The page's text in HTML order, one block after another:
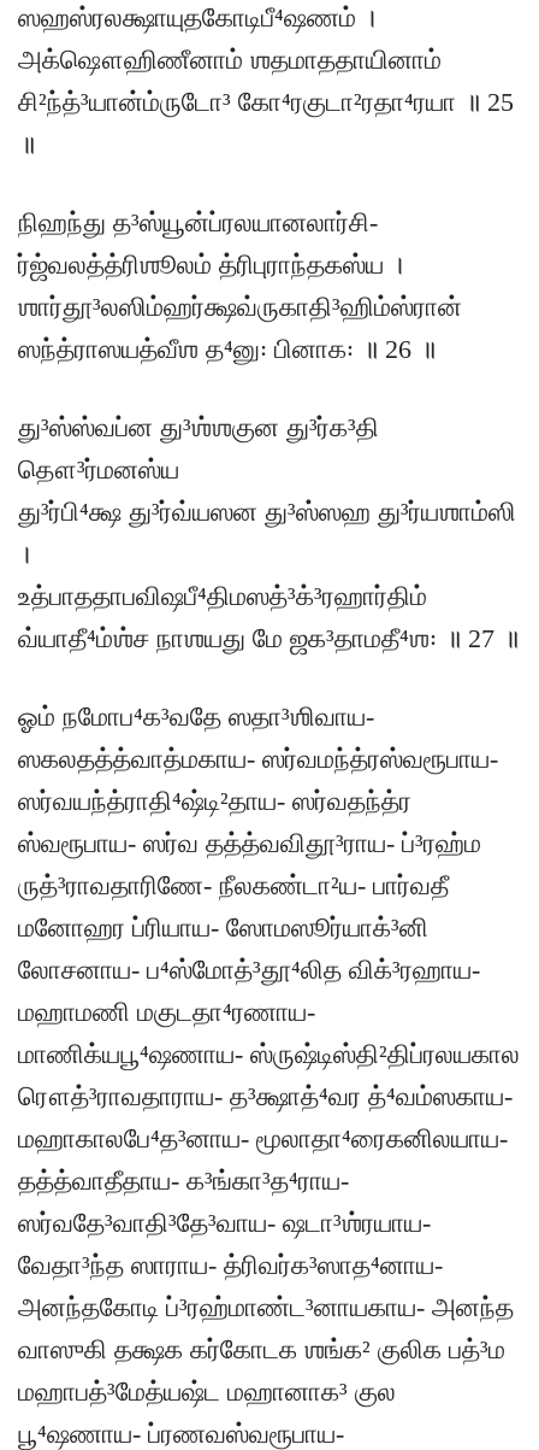
ஸஹஸ்ரலக்ஷாயுதகோடிபீ⁴ஷணம் ।
அக்ஷௌஹிணீனாம் ஶதமாததாயினாம்
சி²ந்த்³யான்ம்ருடோ³ கோ⁴ரகுடா²ரதா⁴ரயா ॥ 25
॥
நிஹந்து த³ஸ்யூன்ப்ரலயானலார்சி-
ர்ஜ்வலத்த்ரிஶூலம் த்ரிபுராந்தகஸ்ய ।
ஶார்தூ³லஸிம்ஹர்க்ஷவ்ருகாதி³ஹிம்ஸ்ரான்
ஸந்த்ராஸயத்வீஶ த⁴னு꞉ பினாக꞉ ॥ 26 ॥
து³ஸ்ஸ்வப்ன து³ஶ்ஶகுன து³ர்க³தி
தௌ³ர்மனஸ்ய
து³ர்பி⁴க்ஷ து³ர்வ்யஸன து³ஸ்ஸஹ து³ர்யஶாம்ஸி
।
உத்பாததாபவிஷபீ⁴திமஸத்³க்³ரஹார்திம்
வ்யாதீ⁴ம்ஶ்ச நாஶயது மே ஜக³தாமதீ⁴ஶ꞉ ॥ 27 ॥
ஓம் நமோப⁴க³வதே ஸதா³ஶிவாய-
ஸகலதத்த்வாத்மகாய- ஸர்வமந்த்ரஸ்வரூபாய-
ஸர்வயந்த்ராதி⁴ஷ்டி²தாய- ஸர்வதந்த்ர
ஸ்வரூபாய- ஸர்வ தத்த்வவிதூ³ராய- ப்³ரஹ்ம
ருத்³ராவதாரிணே- நீலகண்டா²ய- பார்வதீ
மனோஹர ப்ரியாய- ஸோமஸூர்யாக்³னி
லோசனாய- ப⁴ஸ்மோத்³தூ⁴லித விக்³ரஹாய-
மஹாமணி மகுடதா⁴ரணாய-
மாணிக்யபூ⁴ஷணாய- ஸ்ருஷ்டிஸ்தி²திப்ரலயகால
ரௌத்³ராவதாராய- த³க்ஷாத்⁴வர த்⁴வம்ஸகாய-
மஹாகாலபே⁴த³னாய- மூலாதா⁴ரைகனிலயாய-
தத்த்வாதீதாய- க³ங்கா³த⁴ராய-
ஸர்வதே³வாதி³தே³வாய- ஷடா³ஶ்ரயாய-
வேதா³ந்த ஸாராய- த்ரிவர்க³ஸாத⁴னாய-
அனந்தகோடி ப்³ரஹ்மாண்ட³னாயகாய- அனந்த
வாஸுகி தக்ஷக கர்கோடக ஶங்க² குலிக பத்³ம
மஹாபத்³மேத்யஷ்ட மஹானாக³ குல
பூ⁴ஷணாய- ப்ரணவஸ்வரூபாய-